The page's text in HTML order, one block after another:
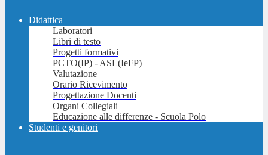
Didattica
Laboratori
Libri di testo
Progetti formativi
PCTO(IP) - ASL(IeFP)
Valutazione
Orario Ricevimento
Progettazione Docenti
Organi Collegiali
Educazione alle differenze - Scuola Polo
Studenti e genitori